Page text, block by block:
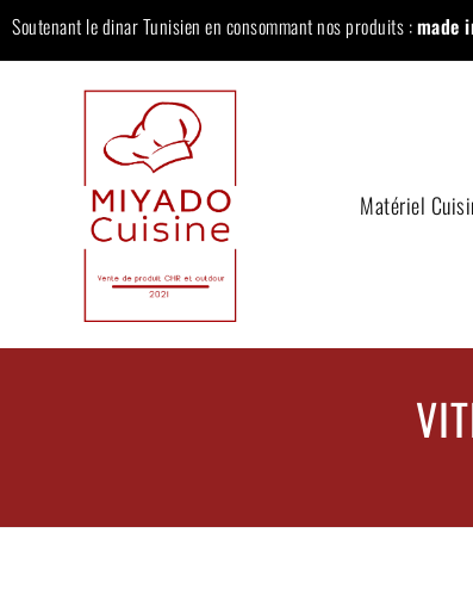
Soutenant le dinar Tunisien en consommant nos produits :made
Matériel